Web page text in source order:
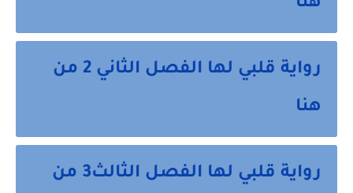
هنا
رواية قلبي لها الفصل الثاني 2 من
هنا
رواية قلبي لها الفصل الثالث3 من